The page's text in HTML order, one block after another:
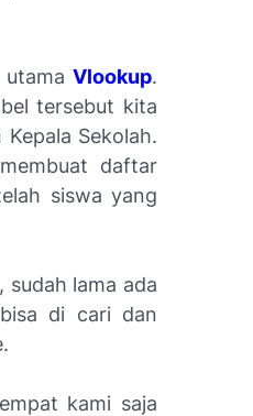
Vlookup.
tersebut kita
Sekolah.
daftar
siswa yang
sudah lama ada
di cari dan
kami saja